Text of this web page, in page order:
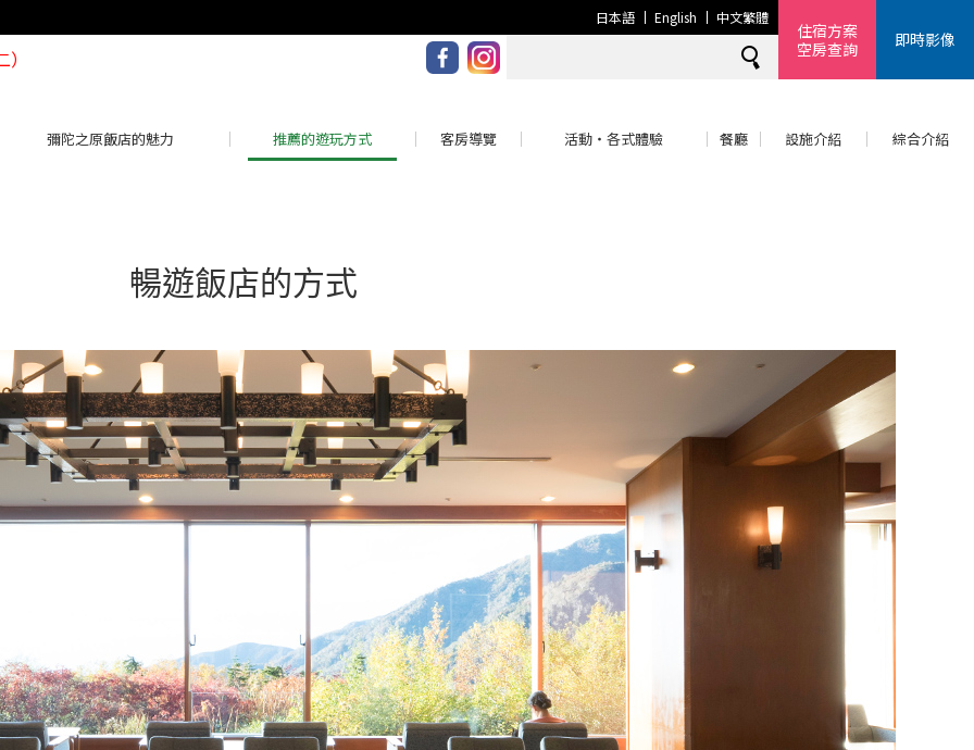
日本語 English 中文繁體
住宿方案
空房查詢
即時影像
彌陀之原飯店的魅力 推薦的遊玩方式 客房導覽 活動・各式體驗 餐廳 設施介紹 綜合介紹
暢遊飯店的方式